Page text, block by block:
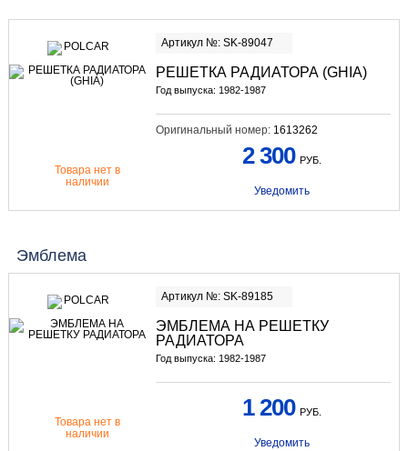
Артикул №: SK-89047
РЕШЕТКА РАДИАТОРА (GHIA)
Год выпуска: 1982-1987
Оригинальный номер: 1613262
Товара нет в
наличии
2 300 РУБ.
Уведомить
Эмблема
Артикул №: SK-89185
ЭМБЛЕМА НА РЕШЕТКУ
РАДИАТОРА
Год выпуска: 1982-1987
Товара нет в
наличии
1 200 РУБ.
Уведомить